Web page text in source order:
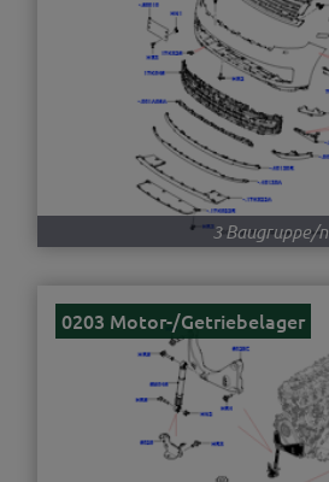
3 Baugruppe/n
0203 Motor-/Getriebelager